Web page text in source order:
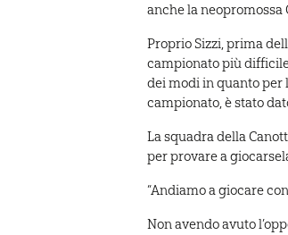
anche la neopromossa
Proprio Sizzi, prima
campionato più
dei modi in quanto per
campionato, è stato
La squadra della
per provare a
“Andiamo a giocare
Non avendo avuto